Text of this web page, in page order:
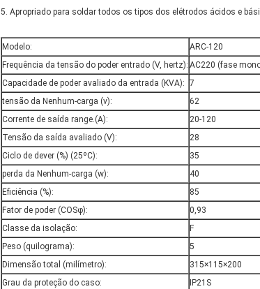
5. Apropriado para soldar todos os tipos dos elétrodos ácidos e
Modelo:
ARC-120
Frequência da tensão do poder entrado (V, hertz): AC220 (fase
Capacidade de poder avaliado da entrada (KVA): 7
tensão da Nenhum-carga (v):
62
Corrente de saída range.(A):
20-120
Tensão da saída avaliado (V):
28
Ciclo de dever (%) (25ºC):
35
perda da Nenhum-carga (w):
40
Eficiência (%):
85
Fator de poder (COSφ):
0,93
Classe da isolação:
F
Peso (quilograma):
5
Dimensão total (milímetro):
315×115×200
Grau da proteção do caso:
IP21S